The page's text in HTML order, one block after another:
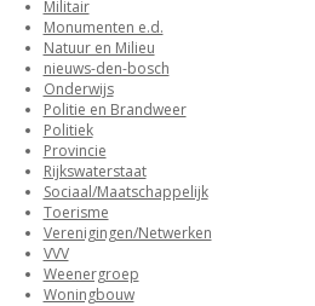
Militair
Monumenten e.d.
Natuur en Milieu
nieuws-den-bosch
Onderwijs
Politie en Brandweer
Politiek
Provincie
Rijkswaterstaat
Sociaal/Maatschappelijk
Toerisme
Verenigingen/Netwerken
VVV
Weenergroep
Woningbouw